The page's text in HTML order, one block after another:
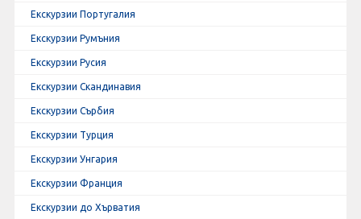
Екскурзии Португалия
Екскурзии Румъния
Екскурзии Русия
Екскурзии Скандинавия
Екскурзии Сърбия
Екскурзии Турция
Екскурзии Унгария
Екскурзии Франция
Екскурзии до Хърватия